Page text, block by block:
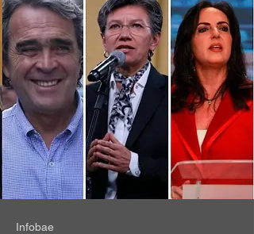
Infobae